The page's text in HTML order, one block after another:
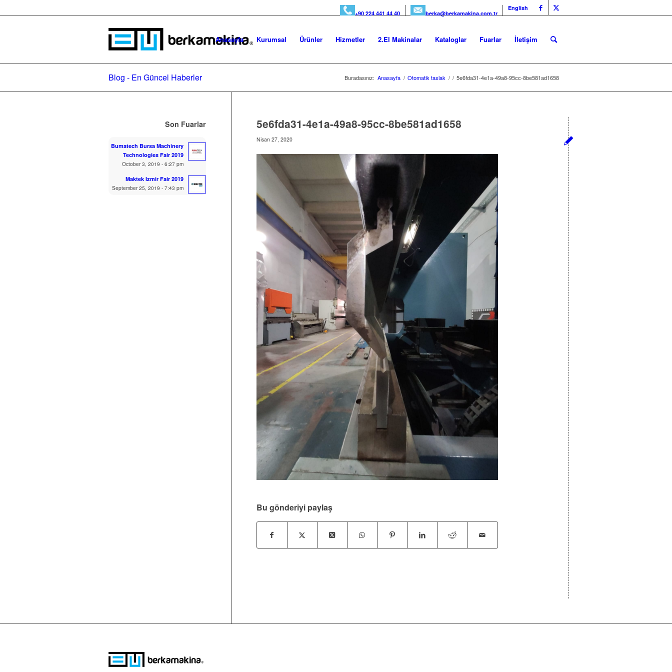
+90 224 441 44 40 berka@berkamakina.com.tr
English
Anasayfa Kurumsal Ürünler Hizmetler 2.El Makinalar Kataloglar Fuarlar İletişim
Blog - En Güncel Haberler Buradasınız: Anasayfa / Otomatik taslak / / 5e6fda31-4e1a-49a8-95cc-8be581ad1658
5e6fda31-4e1a-49a8-95cc-8be581ad1658
Nisan 27, 2020
Bu gönderiyi paylaş
Son Fuarlar
Bumatech Bursa Machinery
Technologies Fair 2019
October 3, 2019 - 6:27 pm
Maktek Izmir Fair 2019
September 25, 2019 - 7:43 pm